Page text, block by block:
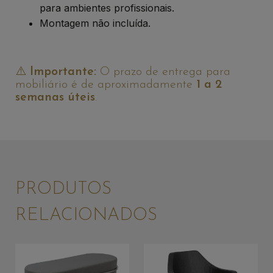
para ambientes profissionais.
Montagem não incluída.
⚠️ Importante: O prazo de entrega para
mobiliário é de aproximadamente 1 a 2
semanas úteis.
PRODUTOS
RELACIONADOS